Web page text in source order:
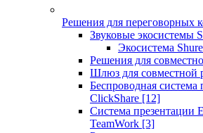
Решения для переговорных
Звуковые экосистемы
Экосистема
Решения для
Шлюз для совместной
Беспроводная система
ClickShare [12]
Система презентации
TeamWork [3]